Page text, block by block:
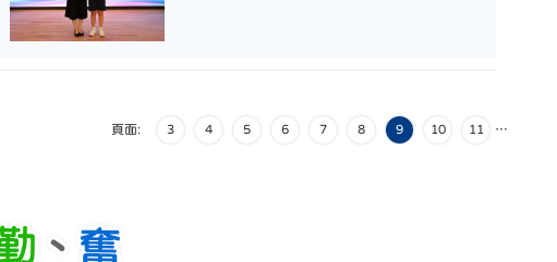
頁面: …
3 4 5 6 7 8 9 10 11